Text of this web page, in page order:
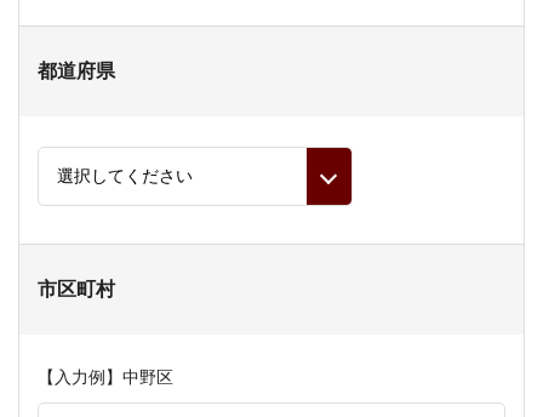
都道府県
市区町村
【入力例】中野区